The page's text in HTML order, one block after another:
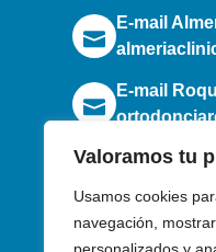
Valoramos tu
Usamos cookies
navegación,
E-mail
E-mail